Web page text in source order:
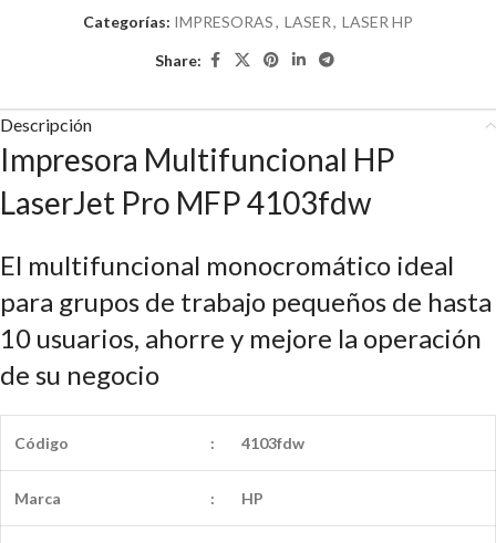
Categorías: IMPRESORAS, LASER, LASER HP
Share:
Descripción
Impresora Multifuncional HP
LaserJet Pro MFP 4103fdw
El multifuncional monocromático ideal
para grupos de trabajo pequeños de hasta
10 usuarios, ahorre y mejore la operación
de su negocio
Código : 4103fdw
Marca : HP